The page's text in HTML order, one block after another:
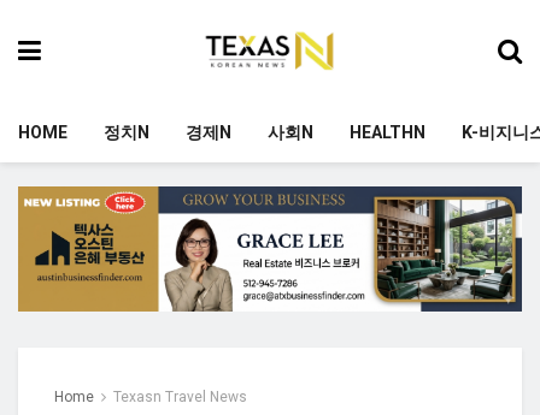
HOME 정치N 경제N 사회N HEALTHN K-비지니
Home Texasn Travel News